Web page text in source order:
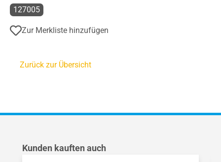
127005
Zur Merkliste hinzufügen
Zurück zur Übersicht
Produktgalerie überspringen
Kunden kauften auch